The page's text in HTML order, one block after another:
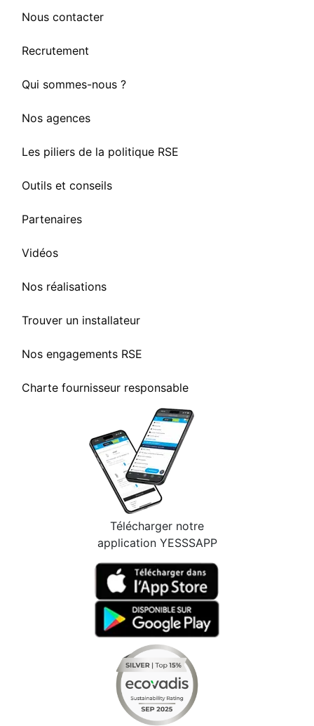
Nous contacter
Recrutement
Qui sommes-nous ?
Nos agences
Les piliers de la politique RSE
Outils et conseils
Partenaires
Vidéos
Nos réalisations
Trouver un installateur
Nos engagements RSE
Charte fournisseur responsable
Télécharger notre
application YESSSAPP